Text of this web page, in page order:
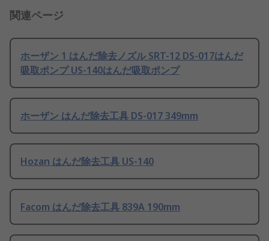
関連ページ
ホーザン 1 はんだ除去ノズル SRT-12 DS-017はんだ
吸取ポンプ US-140はんだ吸取ポンプ
ホーザン はんだ除去工具 DS-017 349mm
Hozan はんだ除去工具 US-140
Facom はんだ除去工具 839A 190mm